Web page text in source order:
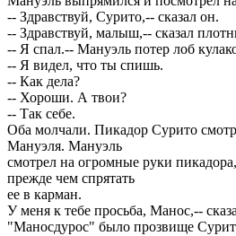
-- Здравствуй, Сурито,-- сказал он.
-- Здравствуй, малыш,-- сказал
-- Я спал.-- Мануэль потер лоб
-- Я видел, что ты спишь.
-- Как дела?
-- Хороши. А твои?
-- Так себе.
Оба молчали. Пикадор Сурито
Мануэля. Мануэль
смотрел на огромные руки
прежде чем спрятать
ее в карман.
У меня к тебе просьба, Манос,--
"Маносдурос" было прозвище